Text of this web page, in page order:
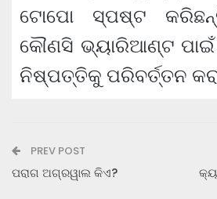
ଟୋପୋ ସ୍ପଷ୍ଟ
କୌଣସି ଭ୍ୟାରିଆଣ୍ଟ
ନିଷ୍ପତ୍ତିକୁ ପରିବର୍ତ୍ତନ
PREV POST
ପରାଗ ଅଗ୍ରୱାଲ କିଏ?